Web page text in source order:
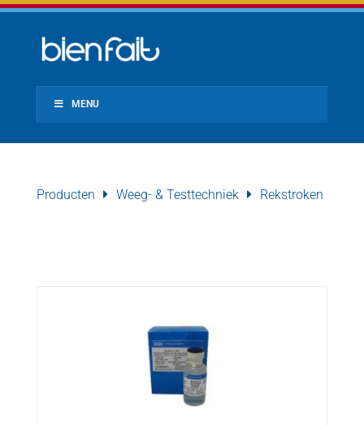
MENU
Producten Weeg- & Testtechniek Rekstroken